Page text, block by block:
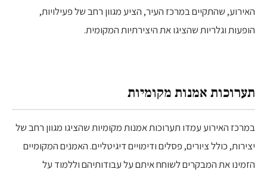
האירוע, שהתקיים במרכז העיר, הציע מגוון רחב של פעילויות,
הופעות וגלריות שהציגו את היצירתיות המקומית.
תערוכות אמנות מקומיות
במרכז האירוע עמדו תערוכות אמנות מקומיות שהציגו מגוון רחב של
יצירות, כולל ציורים, פסלים ודימויים דיגיטליים. האמנים המקומיים
הזמינו את המבקרים לשוחח איתם על עבודותיהם וללמוד על